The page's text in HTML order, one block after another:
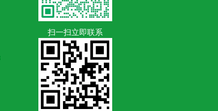
扫一扫立即联系